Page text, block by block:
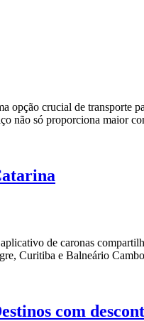
crucial de transporte
não só proporciona maior
de caronas
Curitiba e Balneário
com